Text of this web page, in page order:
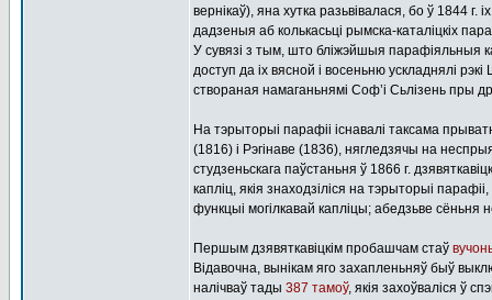
вернікаў), яна хутка разьвівалася, бо ў 1844 г.
дадзеныя аб колькасьці рымска-каталіцкіх
У сувязі з тым, што бліжэйшыя парафіяльныя
доступ да іх вясной і восеньню ускладнялі
створаная намаганьнямі Соф’і Сьлізень пры
На тэрыторыі парафіі існавалі таксама
(1816) і Рэгінаве (1836), нягледзячы на
студзеньскага паўстаньня ў 1866 г.
капліц, якія знаходзіліся на тэрыторыі
функцыі могілкавай капліцы; абедзьве сёньня
Першым дзявяткавіцкім пробашчам стаў
Відавочна, вынікам яго захапленьняў быў
налічваў тады 387 тамоў, якія захоўваліся ў